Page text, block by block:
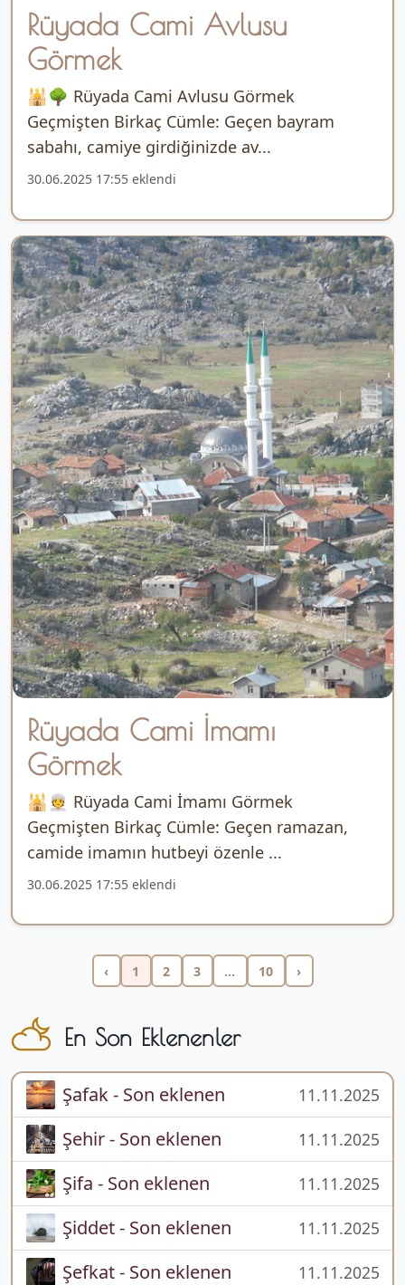
Rüyada Cami Avlusu
Görmek
🕌🌳 Rüyada Cami Avlusu Görmek
Geçmişten Birkaç Cümle: Geçen bayram
sabahı, camiye girdiğinizde av...
30.06.2025 17:55 eklendi
Rüyada Cami İmamı
Görmek
🕌👳 Rüyada Cami İmamı Görmek
Geçmişten Birkaç Cümle: Geçen ramazan,
camide imamın hutbeyi özenle ...
30.06.2025 17:55 eklendi
‹ 1 2 3 ... 10 ›
En Son Eklenenler
Şafak - Son eklenen 11.11.2025
Şehir - Son eklenen 11.11.2025
Şifa - Son eklenen 11.11.2025
Şiddet - Son eklenen 11.11.2025
Şefkat - Son eklenen 11.11.2025